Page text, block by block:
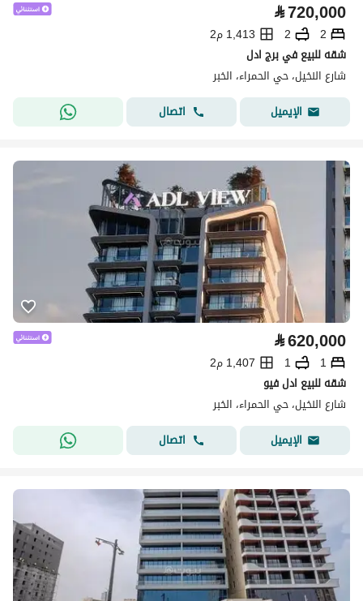
⃁720,000
2
2
1,413 م2
شقه للبيع في برج ادل
شارع النخيل، حي الحمراء، الخبر
الإيميل
اتصال
⃁620,000
1
1
1,407 م2
شقه للبيع ادل فيو
شارع النخيل، حي الحمراء، الخبر
الإيميل
اتصال